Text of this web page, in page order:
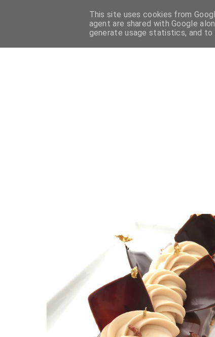
PASTICCERIA FRANCESE PASTICCERIA
This site uses cookies from
agent are shared with Google
generate usage statistics, and